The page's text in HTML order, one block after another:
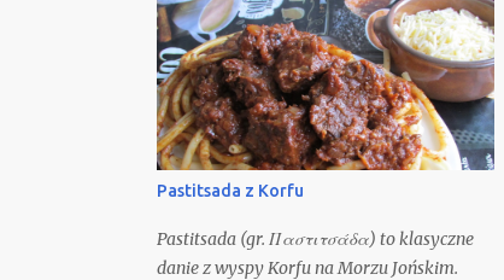
Pastitsada z Korfu
Pastitsada (gr. Παστιτσάδα) to klasyczne
danie z wyspy Korfu na Morzu Jońskim.